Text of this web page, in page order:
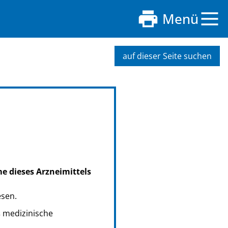
Menü
auf dieser Seite suchen
dieses Arzneimittels
medizinische